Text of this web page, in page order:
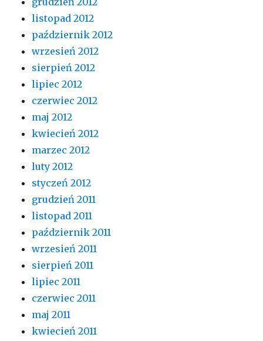
listopad 2012
październik 2012
wrzesień 2012
sierpień 2012
lipiec 2012
czerwiec 2012
maj 2012
kwiecień 2012
marzec 2012
luty 2012
styczeń 2012
grudzień 2011
listopad 2011
październik 2011
wrzesień 2011
sierpień 2011
lipiec 2011
czerwiec 2011
maj 2011
kwiecień 2011